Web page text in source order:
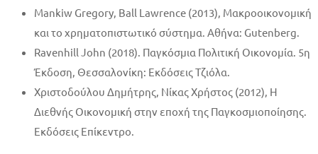
Μankiw Gregory, Βall Lawrence (2013), Mακροοικονομική
και το χρηματοπιστωτικό σύστημα. Αθήνα: Gutenberg.
Ravenhill John (2018). Παγκόσμια Πολιτική Οικονομία. 5η
Έκδοση, Θεσσαλονίκη: Eκδόσεις Τζιόλα.
Χριστοδούλου Δημήτρης, Νίκας Χρήστος (2012), Η
Διεθνής Οικονομική στην εποχή της Παγκοσμιοποίησης.
Εκδόσεις Επίκεντρο.